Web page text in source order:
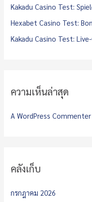
Kakadu Casino Test:
Hexabet Casino Test:
Kakadu Casino Test:
ความเห็นล่าสุด
A WordPress Commenter
คลังเก็บ
กรกฎาคม 2026